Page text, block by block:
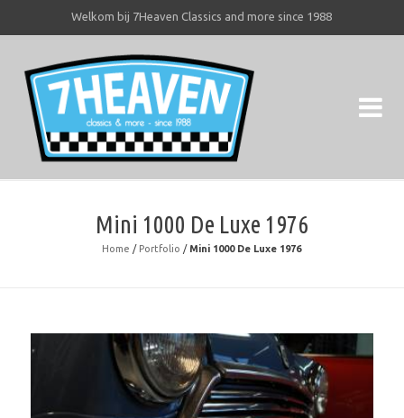
Welkom bij 7Heaven Classics and more since 1988
Mini 1000 De Luxe 1976
Home / Portfolio / Mini 1000 De Luxe 1976